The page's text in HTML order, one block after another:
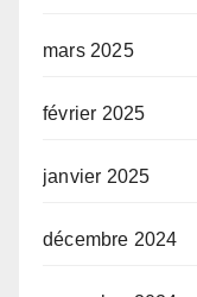
mars 2025
février 2025
janvier 2025
décembre 2024